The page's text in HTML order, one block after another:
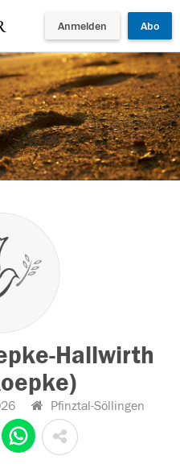
Anmelden Abo
Hallwirth
Pfinztal-Söllingen